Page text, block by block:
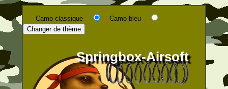
Camo classique Camo bleu
Springbox-Airsoft